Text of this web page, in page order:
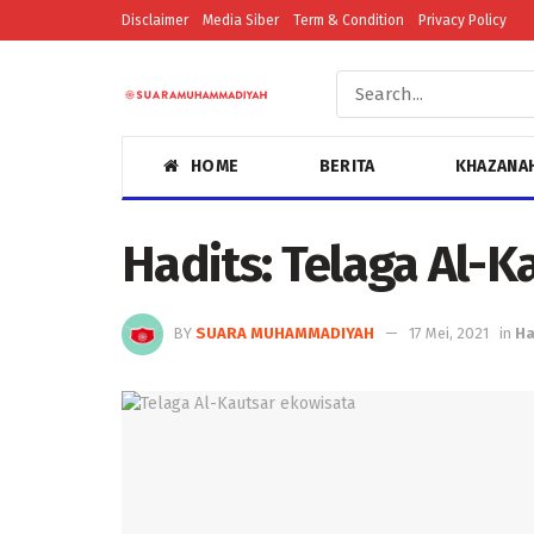
Disclaimer Media Siber Term & Condition Privacy Policy
HOME BERITA
Hadits: Telaga Al-
BY SUARA MUHAMMADIYAH 17 Mei, 2021 in